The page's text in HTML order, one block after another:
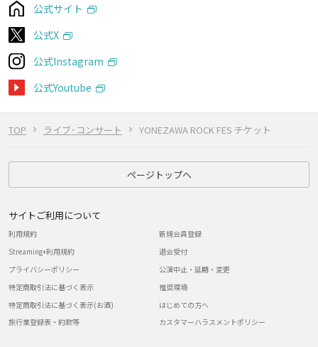
TOP ライブ･コンサート YONEZAWA ROCK FES チケット
公式サイト
公式X
公式Instagram
公式Youtube
ページトップへ
サイトご利用について
利用規約
Streaming+利用規約
プライバシーポリシー
特定商取引法に基づく表示
特定商取引法に基づく表示(お酒)
旅行業登録表・約款等
新規会員登録
退会受付
公演中止・延期・変更
推奨環境
はじめての方へ
カスタマーハラスメントポリシー